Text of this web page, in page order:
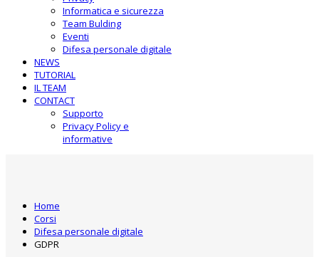
Informatica e sicurezza
Team Bulding
Eventi
Difesa personale digitale
NEWS
TUTORIAL
IL TEAM
CONTACT
Supporto
Privacy Policy e
informative
Home
Corsi
Difesa personale digitale
GDPR